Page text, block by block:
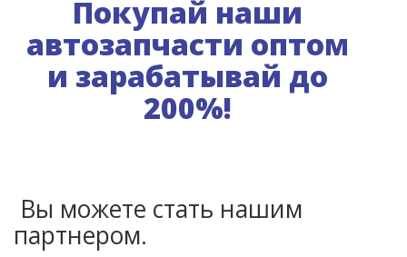
Покупай наши
автозапчасти оптом
и зарабатывай до
200%!
Вы можете стать нашим
партнером.